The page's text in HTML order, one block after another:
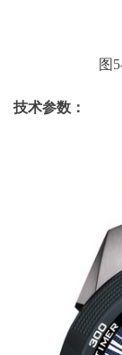
图
技术参数：